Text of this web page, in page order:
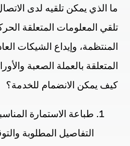
ما الذي يمكن تلقيه لدى
تلقي المعلومات المتعلقة
المنتظمة، وإيداع الشيكات
المتعلقة بالعملة الصعبة
كيف يمكن الانضمام للخدمة؟
طباعة الاستمارة
التفاصيل المطلوبة